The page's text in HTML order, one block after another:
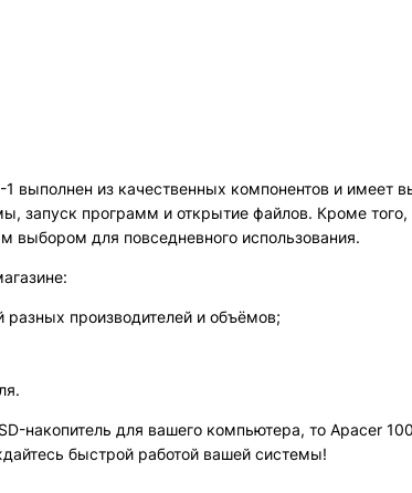
выполнен из качественных компонентов и имеет
запуск программ и открытие файлов. Кроме
выбором для повседневного использования.
разных производителей и объёмов;
накопитель для вашего компьютера, то Apacer
быстрой работой вашей системы!